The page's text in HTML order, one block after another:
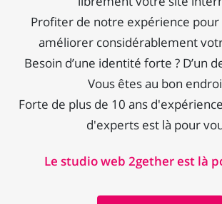
Profiter de notre expérience pour
améliorer considérablement
Besoin d’une identité forte ? D’un
Vous êtes au bon
Forte de plus de 10 ans
d'experts est là pour
Le studio web 2gether est là